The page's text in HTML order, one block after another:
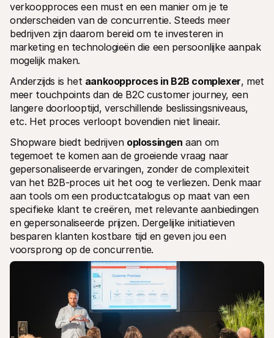
verkoopproces een must en een manier om je te
onderscheiden van de concurrentie. Steeds meer
bedrijven zijn daarom bereid om te investeren in
marketing en technologieën die een persoonlijke aanpak
mogelijk maken.
Anderzijds is het aankoopproces in B2B complexer, met
meer touchpoints dan de B2C customer journey, een
langere doorlooptijd, verschillende beslissingsniveaus,
etc. Het proces verloopt bovendien niet lineair.
Shopware biedt bedrijven oplossingen aan om
tegemoet te komen aan de groeiende vraag naar
gepersonaliseerde ervaringen, zonder de complexiteit
van het B2B-proces uit het oog te verliezen. Denk maar
aan tools om een productcatalogus op maat van een
specifieke klant te creëren, met relevante aanbiedingen
en gepersonaliseerde prijzen. Dergelijke initiatieven
besparen klanten kostbare tijd en geven jou een
voorsprong op de concurrentie.